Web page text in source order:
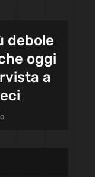
debole
oggi
a